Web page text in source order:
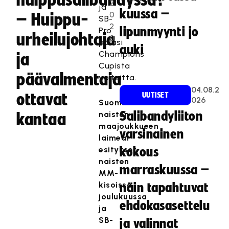
– Huippu-
urheilujohtaja
ja
päävalmentaja
ottavat
kantaa
2
0
2
0
ja
SB-
Pro
palasi
Champions
Cupista
voitoitta.
Suomen
naisten
maajoukkueen
laimeat
esitykset
naisten
MM-
kisoissa
joulukuussa
ja
SB-
kuussa –
lipunmyynti jo
auki
UUTISET
04.08.2
026
Salibandyliiton
varsinainen
kokous
marraskuussa –
näin tapahtuvat
ehdokasasettelu
ja valinnat